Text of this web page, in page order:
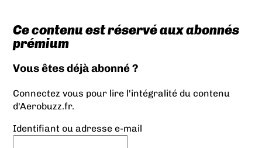
Ce contenu est réservé aux abonnés
prémium
Vous êtes déjà abonné ?
Connectez vous pour lire l'intégralité du contenu
d'Aerobuzz.fr.
Identifiant ou adresse e-mail